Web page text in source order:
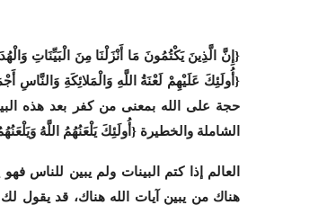
{إِنَّ الَّذِينَ يَكْتُمُونَ مَا أَنْزَلْنَا مِنَ الْبَيِّنَاتِ
حجة على الله بمعنى من كفر بعد هذه
الشاملة والخطيرة {أُولَئِكَ يَلْعَنُهُمُ اللَّهُ
العالم إذا كتم البينات ولم يبين للناس
هناك من يبين آيات الله هناك، قد يقول